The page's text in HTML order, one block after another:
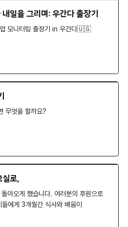
일을 그리며: 우간다 출장기
업 모니터링 출장기 in 우간다🇺🇬
무엇을 할까요?
실로,
아오게 했습니다. 여러분의 후원으로
에게 3개월간 식사와 배움이